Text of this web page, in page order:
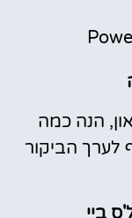
הנה כמה
לערך הביקור
ביי